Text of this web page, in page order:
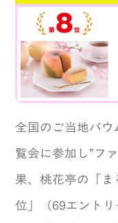
全国のご当地バウ
覧会に参加し”フ
果、 桃花亭の「ま
位」（69エントリ